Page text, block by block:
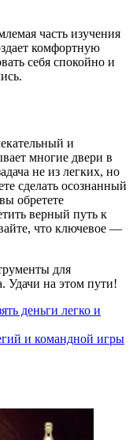
часть изучения
комфортную
себя спокойно и
и
многие двери в
не из легких, но
сделать осознанный
обретете
верный путь к
что ключевое —
для
Удачи на этом пути!
деньги легко и
и командной игры